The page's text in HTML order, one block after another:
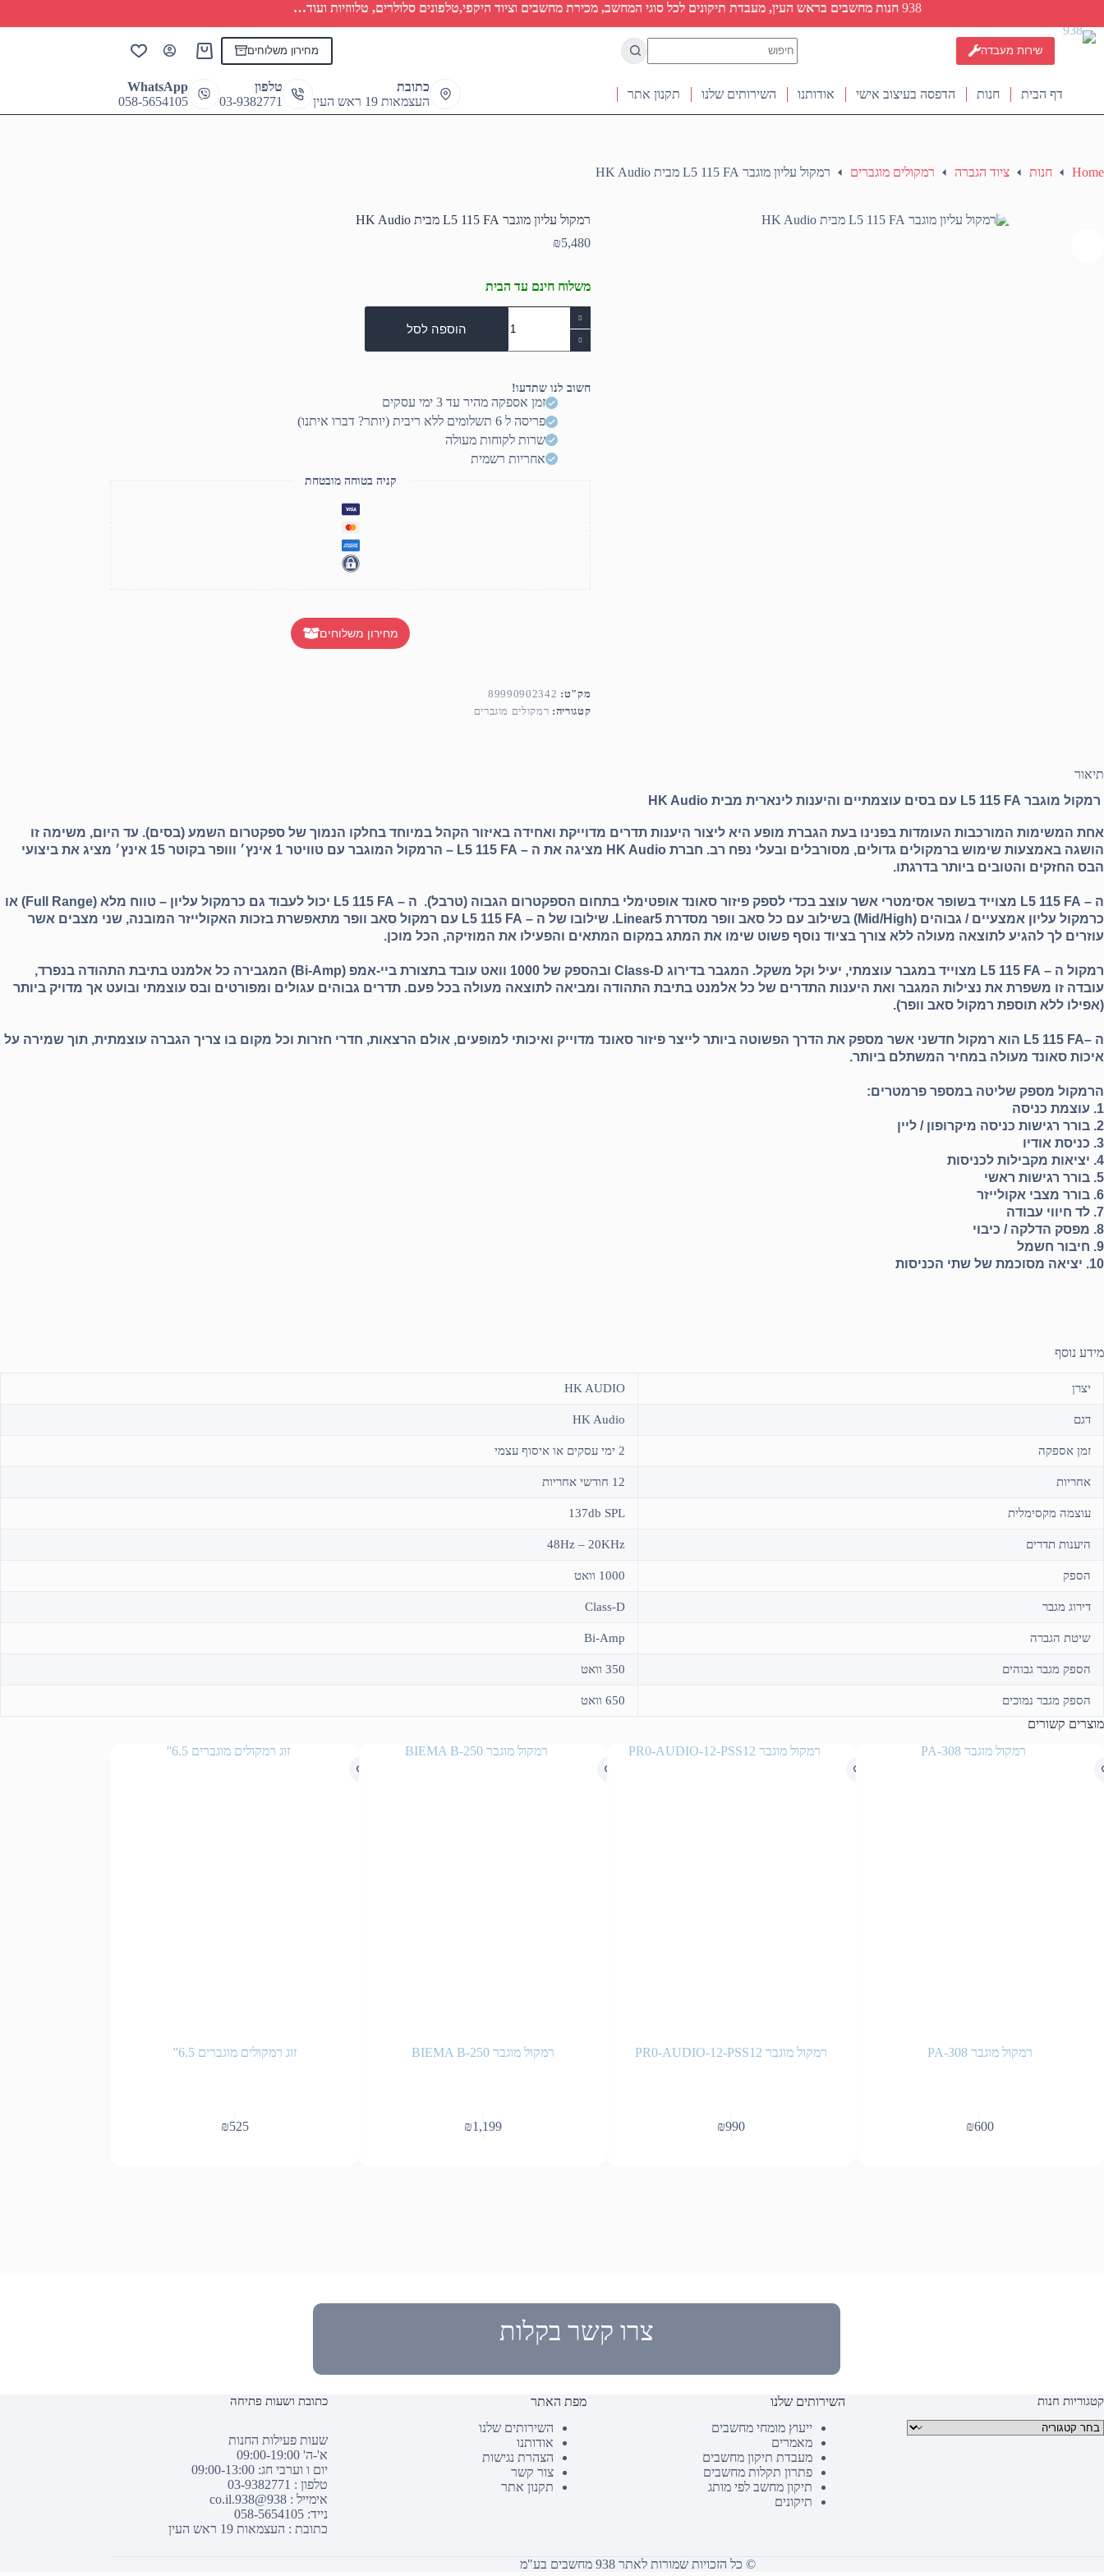
content
938 חנות מחשבים בראש העין, מעבדת תיקונים לכל סוגי המחשב, מכירת מחשבים וציוד היקפי,טלפונים סלולרים, טלווזיות ועוד…
שירות מעבדה
results
מחירון משלוחים
Shopping
דף הבית
חנות הדפסה בעיצוב אישי אודותנו השירותים שלנו תקנון אתר
כתובת
העצמאות 19 ראש העין
טלפון
03-9382771
WhatsApp
058-5654105
Home חנות ציוד הגברה רמקולים מוגברים רמקול עליון מוגבר L5 115 FA מבית HK Audio
רמקול עליון מוגבר L5 115 FA מבית HK Audio
₪5,480
משלוח חינם עד הבית
כמות
של
רמקול
עליון
L5
115
הוספה לסל
חשוב לנו שתדעו!
זמן אספקה מהיר עד 3 ימי עסקים
פריסה ל 6 תשלומים ללא ריבית (יותר? דברו איתנו)
שרות לקוחות מעולה
אחריות רשמית
קניה בטוחה מובטחת
מחירון משלוחים
מק"ט: 89990902342
קטגוריה: רמקולים מוגברים
תיאור
רמקול מוגבר L5 115 FA עם בסים עוצמתיים והיענות לינארית מבית HK Audio
אחת המשימות המורכבות העומדות בפנינו בעת הגברת מופע היא ליצור היענות תדרים מדוייקת ואחידה באיזור הקהל במיוחד בחלקו הנמוך של ספקטרום השמע (בסים). עד היום, משימה זו
הושגה באמצעות שימוש ברמקולים גדולים, מסורבלים ובעלי נפח רב. חברת HK Audio מציגה את ה –
L5 115 FA
– הרמקול המוגבר עם טוויטר 1 אינץ׳ ווופר בקוטר 15 אינץ׳ מציג את ביצועי
הבס החזקים והטובים ביותר בדרגתו.
ה – L5 115 FA מצוייד בשופר אסימטרי אשר עוצב בכדי לספק פיזור סאונד אופטימלי בתחום הספקטרום הגבוה (טרבל). ה – L5 115 FA
יכול לעבוד גם כרמקול עליון – טווח מלא (Full Range) או
כרמקול עליון אמצעיים / גבוהים (Mid/High) בשילוב עם כל סאב וופר מסדרת
Linear5. שילובו של ה – L5 115 FA עם רמקול סאב וופר מתאפשרת בזכות האקולייזר המובנה, שני מצבים אשר
עוזרים לך להגיע לתוצאה מעולה ללא צורך בציוד נוסף פשוט שימו את המתג במקום המתאים והפעילו את המוזיקה, הכל מוכן.
רמקול ה – L5 115 FA
מצוייד במגבר עוצמתי, יעיל וקל משקל. המגבר בדירוג Class-D ובהספק של 1000 וואט עובד בתצורת ביי-אמפ (Bi-Amp) המגבירה כל אלמנט בתיבת התהודה בנפרד,
עובדה זו משפרת את נצילות המגבר ואת היענות התדרים של כל אלמנט בתיבת התהודה ומביאה לתוצאה מעולה בכל פעם. תדרים גבוהים עגולים ומפורטים ובס עוצמתי ובועט אך מדויק ביותר
(אפילו ללא תוספת רמקול סאב וופר).
ה –L5 115 FA הוא רמקול חדשני אשר מספק את הדרך הפשוטה ביותר לייצר פיזור סאונד מדוייק ואיכותי למופעים, אולם הרצאות, חדרי חזרות וכל מקום בו צריך הגברה עוצמתית, תוך שמירה על
איכות סאונד מעולה במחיר המשתלם ביותר.
הרמקול מספק שליטה במספר פרמטרים:
1. עוצמת כניסה
2. בורר רגישות כניסה מיקרופון / ליין
3. כניסת אודיו
4. יציאות מקבילות לכניסות
5. בורר רגישות ראשי
6. בורר מצבי אקולייזר
7. לד חיווי עבודה
8. מפסק הדלקה / כיבוי
9. חיבור חשמל
10. יציאה מסוכמת של שתי הכניסות
מידע נוסף
יצרן HK AUDIO
דגם HK Audio
זמן אספקה 2 ימי עסקים או איסוף עצמי
אחריות 12 חודשי אחריות
עוצמה מקסימלית 137db SPL
היענות תדרים 48Hz – 20KHz
הספק 1000 וואט
דירוג מגבר Class-D
שיטת הגברה Bi-Amp
הספק מגבר גבוהים 350 וואט
הספק מגבר נמוכים 650 וואט
מוצרים קשורים
רמקול מוגבר PA-308
₪600
רמקול מוגבר PR0-AUDIO-12-PSS12
₪990
רמקול מוגבר BIEMA B-250
₪1,199
זוג רמקולים מוגברים 6.5”
₪525
צרו קשר בקלות
קטגוריות חנות
קטגוריות מוצרים
השירותים שלנו
ייעוץ מומחי מחשבים
מאמרים
מעבדת תיקון מחשבים
פתרון תקלות מחשבים
תיקון מחשב לפי מותג
תיקונים
מפת האתר
השירותים שלנו
אודותנו
הצהרת נגישות
צור קשר
תקנון אתר
כתובת ושעות פתיחה
שעות פעילות החנות
א'-ה' 09:00-19:00
יום ו וערבי חג: 09:00-13:00
טלפון : 03-9382771
אימייל : 938@938.co.il
נייד: 058-5654105
כתובת : העצמאות 19 ראש העין
© כל הזכויות שמורות לאתר 938 מחשבים בע"מ